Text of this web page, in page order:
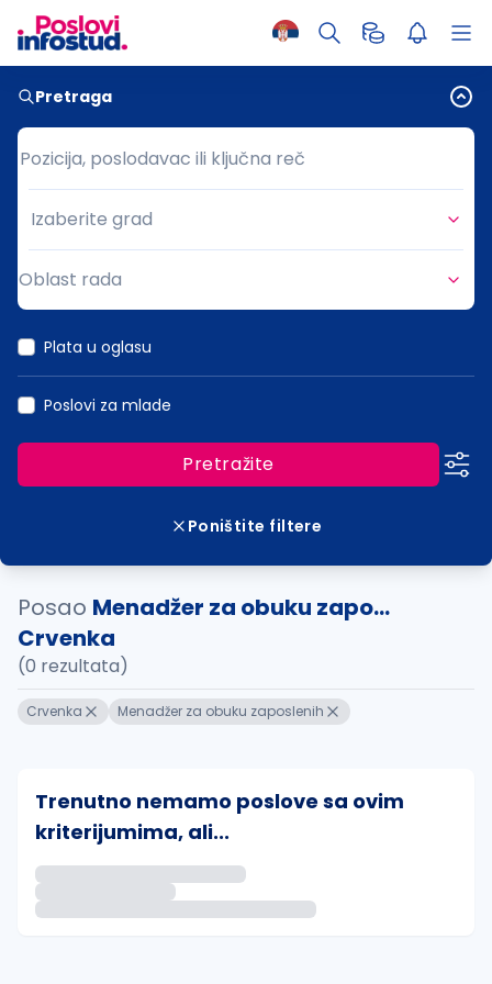
Pretraga
Pozicija, poslodavac ili ključna reč
Pozicija, poslodavac ili ključna reč
Grad
Izaberite grad
Oblast rada
Plata u oglasu
Poslovi za mlade
Pretražite
Poništite filtere
Posao Menadžer za obuku zapo...
Crvenka
(0 rezultata)
Crvenka Menadžer za obuku zaposlenih
Trenutno nemamo poslove sa ovim
kriterijumima, ali...